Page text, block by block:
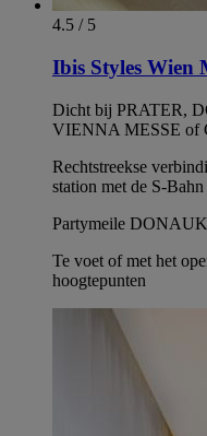
4.5 / 5
Ibis Styles Wien
Dicht bij PRATER,
VIENNA MESSE of
Rechtstreekse
station met de S-Bahn
Partymeile
Te voet of met het
hoogtepunten